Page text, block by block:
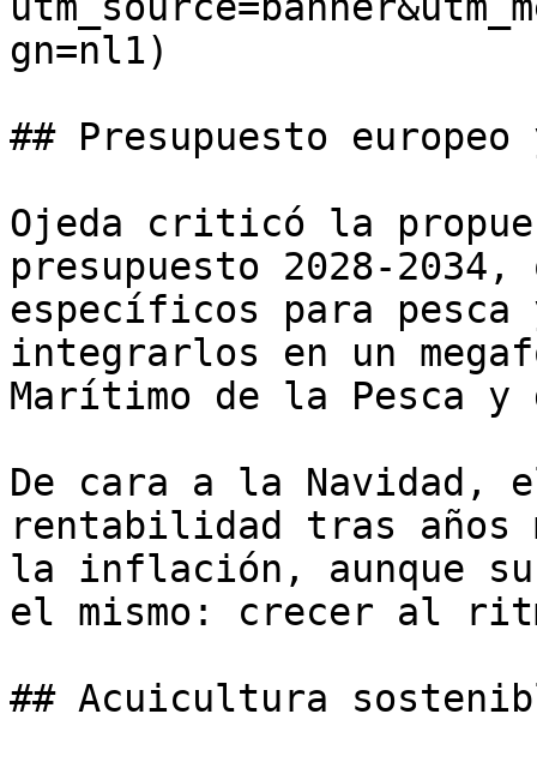
gn=nl1)
## Presupuesto
Ojeda criticó la
presupuesto 2028-
específicos para
integrarlos en un
Marítimo de la Pesca
De cara a la Navidad,
rentabilidad tras años
la inflación, aunque
el mismo: crecer al
## Acuicultura